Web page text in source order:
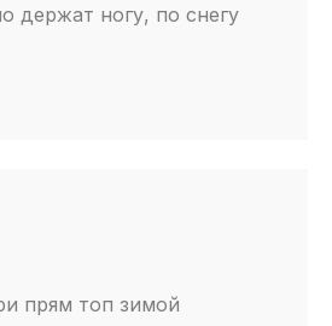
держат ногу, по снегу
прям топ зимой